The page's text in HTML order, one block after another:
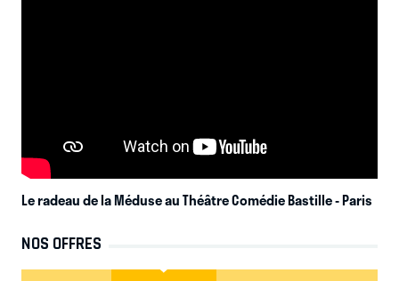
Le radeau de la Méduse au Théâtre Comédie Bastille- Paris
NOS OFFRES